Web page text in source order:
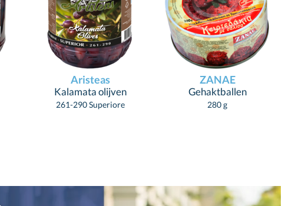
Aristeas
Kalamata olijven
261-290 Superiore
ZANAE
Gehaktballen
280 g